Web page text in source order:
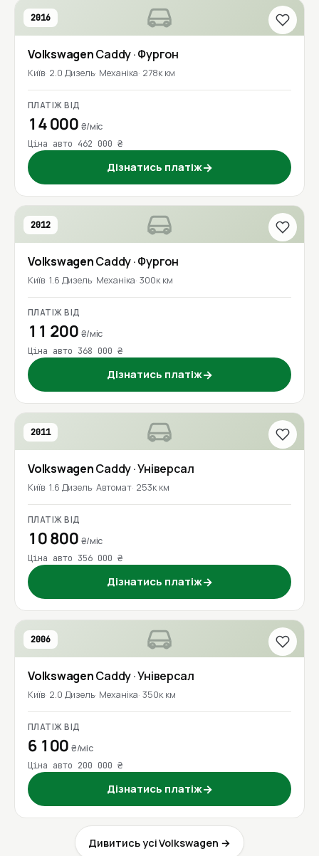
2016
VolkswagenCaddy· Фургон
Київ 2.0 Дизель Механіка 278к км
ПЛАТІЖ ВІД
14 000 ₴/міс
Ціна авто 462 000 ₴
Дізнатись платіж→
2012
VolkswagenCaddy· Фургон
Київ 1.6 Дизель Механіка 300к км
ПЛАТІЖ ВІД
11 200 ₴/міс
Ціна авто 368 000 ₴
Дізнатись платіж→
2011
VolkswagenCaddy· Універсал
Київ 1.6 Дизель Автомат 253к км
ПЛАТІЖ ВІД
10 800 ₴/міс
Ціна авто 356 000 ₴
Дізнатись платіж→
2006
VolkswagenCaddy· Універсал
Київ 2.0 Дизель Механіка 350к км
ПЛАТІЖ ВІД
6 100₴/міс
Ціна авто 200 000 ₴
Дізнатись платіж→
Дивитись усі Volkswagen →